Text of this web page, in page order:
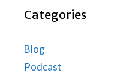
Categories
Blog
Podcast